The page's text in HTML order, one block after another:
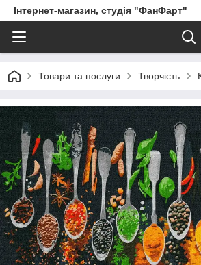
Інтернет-магазин, студія "ФанФарт"
Товари та послуги Творчість